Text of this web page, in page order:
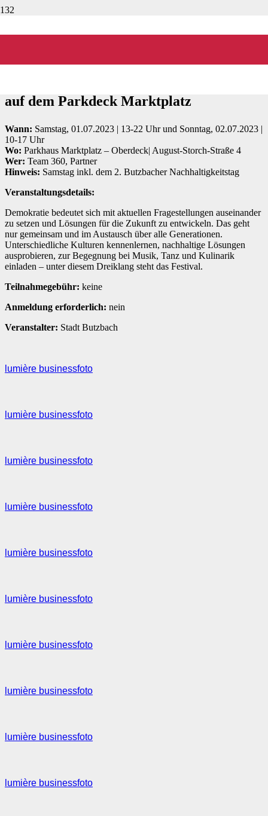
Veranstaltung:
auf dem Parkdeck Marktplatz
Wann: Samstag, 01.07.2023 | 13-22 Uhr und Sonntag, 02.07.2023 |
10-17 Uhr
Wo: Parkhaus Marktplatz – Oberdeck| August-Storch-Straße 4
Wer: Team 360, Partner
Hinweis: Samstag inkl. dem 2. Butzbacher Nachhaltigkeitstag
Veranstaltungsdetails:
Demokratie bedeutet sich mit aktuellen Fragestellungen auseinander
zu setzen und Lösungen für die Zukunft zu entwickeln. Das geht
nur gemeinsam und im Austausch über alle Generationen.
Unterschiedliche Kulturen kennenlernen, nachhaltige Lösungen
ausprobieren, zur Begegnung bei Musik, Tanz und Kulinarik
einladen – unter diesem Dreiklang steht das Festival.
Teilnahmegebühr: keine
Anmeldung erforderlich: nein
Veranstalter: Stadt Butzbach
lumière businessfoto
lumière businessfoto
lumière businessfoto
lumière businessfoto
lumière businessfoto
lumière businessfoto
lumière businessfoto
lumière businessfoto
lumière businessfoto
lumière businessfoto